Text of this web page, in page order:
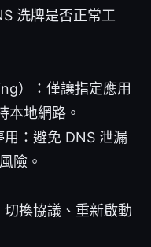
洗牌是否正常工
）：僅讓指定應用
本地網路。
：避免 DNS 泄漏
險。
換協議、重新啟動